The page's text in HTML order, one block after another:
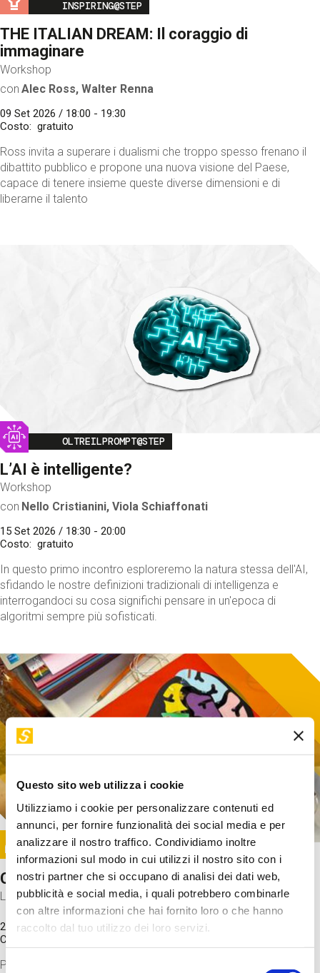
Questo sito web utilizza i cookie
Utilizziamo i cookie per personalizzare contenuti ed
annunci, per fornire funzionalità dei social media e per
analizzare il nostro traffico. Condividiamo inoltre
informazioni sul modo in cui utilizzi il nostro sito con i
nostri partner che si occupano di analisi dei dati web,
pubblicità e social media, i quali potrebbero combinarle
con altre informazioni che hai fornito loro o che hanno
raccolto dal tuo utilizzo dei loro servizi.
Selezione
INSPIRING@STEP
THE ITALIAN DREAM: Il coraggio di
immaginare
Workshop
con Alec Ross, Walter Renna
09 Set 2026 / 18:00 - 19:30
Costo
gratuito
Ross invita a superare i dualismi che troppo spesso frenano il
dibattito pubblico e propone una nuova visione del Paese,
capace di tenere insieme queste diverse dimensioni e di
liberarne il talento
Image
OLTREILPROMPT@STEP
L’AI è intelligente?
Workshop
con Nello Cristianini, Viola Schiaffonati
15 Set 2026 / 18:30 - 20:00
Costo
gratuito
In questo primo incontro esploreremo la natura stessa dell'AI,
sfidando le nostre definizioni tradizionali di intelligenza e
interrogandoci su cosa significhi pensare in un'epoca di
algoritmi sempre più sofisticati.
Image
SUNDAY@STEP
Come funziona il cervello?
Laboratorio
20 Set 2026 / 11:15 - 13:00
Costo
Proveremo a costruire un cervello in cartoncino cercando di